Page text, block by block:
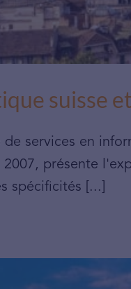
suisse
de services en
présente
spécificités [...]